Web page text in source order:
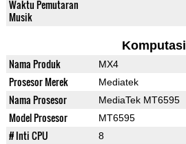
Waktu Pemutaran
Musik
Komputasi
Nama Produk MX4
Prosesor Merek Mediatek
Nama Prosesor MediaTek MT6595
Model Prosesor MT6595
# Inti CPU 8